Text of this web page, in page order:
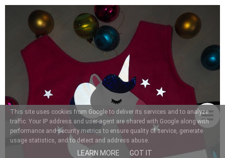
This site uses cookies from Google to deliver its services and to analyze
traffic. Your IP address and user-agent are shared with Google along with
performance and security metrics to ensure quality of service, generate
usage statistics, and to detect and address abuse.
LEARN MORE GOT IT